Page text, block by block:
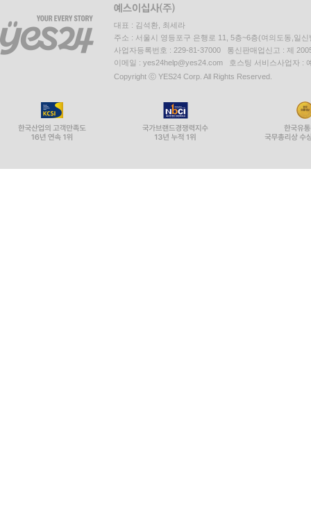
대표 : 김석환, 최세라
주소 : 서울시 영등포구 은행로 11, 5층~6층(여의도동,일신
사업자등록번호 : 229-81-37000 통신판매업신고 : 제
이메일 : yes24help@yes24.com 호스팅 서비스사업자 :
Copyright ⓒ YES24 Corp. All Rights Reserved.